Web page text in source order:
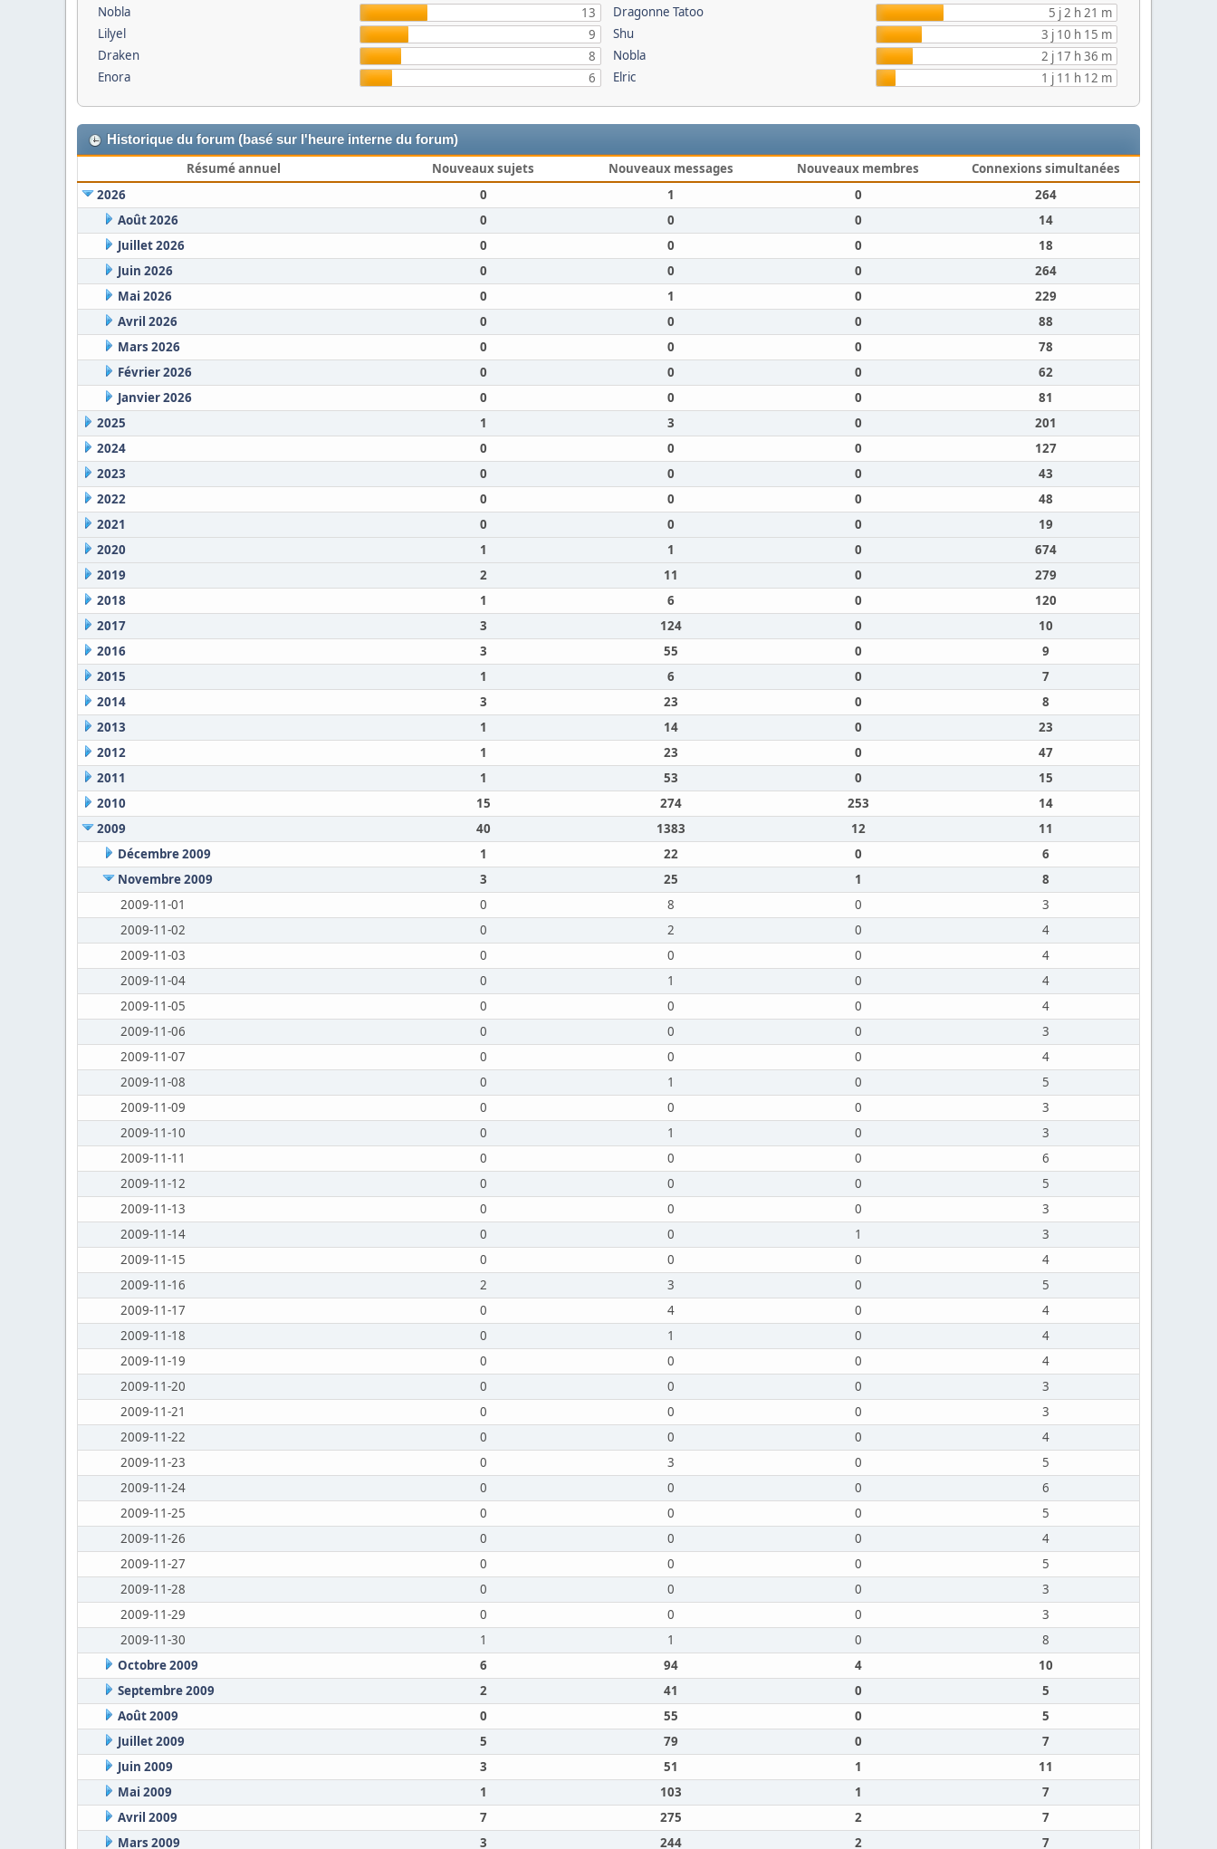
Nobla
13
Lilyel
9
Draken
8
Enora
6
Dragonne Tatoo
5 j 2 h 21 m
Shu
3 j 10 h 15 m
Nobla
2 j 17 h 36 m
Elric
1 j 11 h 12 m
Historique du forum (basé sur l'heure interne du forum)
Résumé annuel Nouveaux sujets Nouveaux messages Nouveaux membres
Connexions simultanées
2026
0 1 0
264
Août 2026
0 0 0
14
Juillet 2026
0 0 0
18
Juin 2026
0 0 0
264
Mai 2026
0 1 0
229
Avril 2026
0 0 0
88
Mars 2026
0 0 0
78
Février 2026
0 0 0
62
Janvier 2026
0 0 0
81
2025
1 3 0
201
2024
0 0 0
127
2023
0 0 0
43
2022
0 0 0
48
2021
0 0 0
19
2020
1 1 0
674
2019
2 11 0
279
2018
1 6 0
120
2017
3 124 0
10
2016
3 55 0
9
2015
1 6 0
7
2014
3 23 0
8
2013
1 14 0
23
2012
1 23 0
47
2011
1 53 0
15
2010
15 274 253
14
2009
40 1383 12
11
Décembre 2009
1 22 0
6
Novembre 2009
3 25 1
8
2009-11-01
0 8 0
3
2009-11-02
0 2 0
4
2009-11-03
0 0 0
4
2009-11-04
0 1 0
4
2009-11-05
0 0 0
4
2009-11-06
0 0 0
3
2009-11-07
0 0 0
4
2009-11-08
0 1 0
5
2009-11-09
0 0 0
3
2009-11-10
0 1 0
3
2009-11-11
0 0 0
6
2009-11-12
0 0 0
5
2009-11-13
0 0 0
3
2009-11-14
0 0 1
3
2009-11-15
0 0 0
4
2009-11-16
2 3 0
5
2009-11-17
0 4 0
4
2009-11-18
0 1 0
4
2009-11-19
0 0 0
4
2009-11-20
0 0 0
3
2009-11-21
0 0 0
3
2009-11-22
0 0 0
4
2009-11-23
0 3 0
5
2009-11-24
0 0 0
6
2009-11-25
0 0 0
5
2009-11-26
0 0 0
4
2009-11-27
0 0 0
5
2009-11-28
0 0 0
3
2009-11-29
0 0 0
3
2009-11-30
1 1 0
8
Octobre 2009
6 94 4
10
Septembre 2009
2 41 0
5
Août 2009
0 55 0
5
Juillet 2009
5 79 0
7
Juin 2009
3 51 1
11
Mai 2009
1 103 1
7
Avril 2009
7 275 2
7
Mars 2009
3 244 2 7